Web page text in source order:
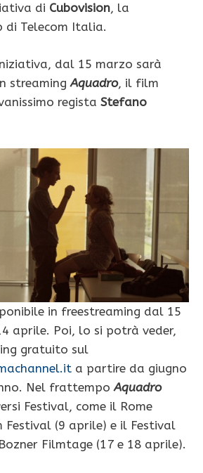
di Cubovision, la
Telecom Italia.
dal 15 marzo sarà
streamingAquadro, il film
regista Stefano
in freestreaming dal 15
aprile. Poi, lo si potrà veder,
gratuito sul
a partire da giugno
Nel frattempoAquadro
Festival, come il Rome
Festival (9 aprile) e il Festival
Filmtage (17 e 18 aprile).